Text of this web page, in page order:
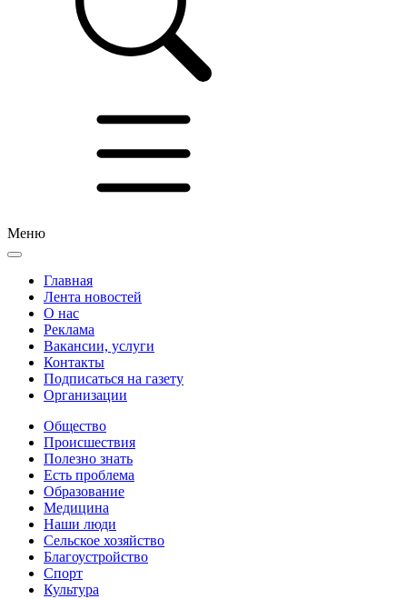
Меню
Главная
Лента новостей
О нас
Реклама
Вакансии, услуги
Контакты
Подписаться на газету
Организации
Общество
Происшествия
Полезно знать
Есть проблема
Образование
Медицина
Наши люди
Сельское хозяйство
Благоустройство
Спорт
Культура